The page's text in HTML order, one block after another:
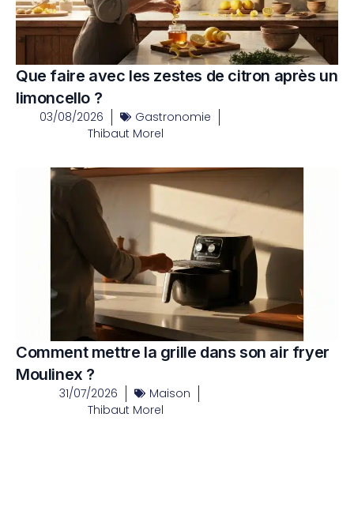
Que faire avec les zestes de citron après un
limoncello ?
03/08/2026
Gastronomie
Thibaut Morel
Comment mettre la grille dans son air fryer
Moulinex ?
31/07/2026
Maison
Thibaut Morel